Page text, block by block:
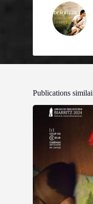
Publications